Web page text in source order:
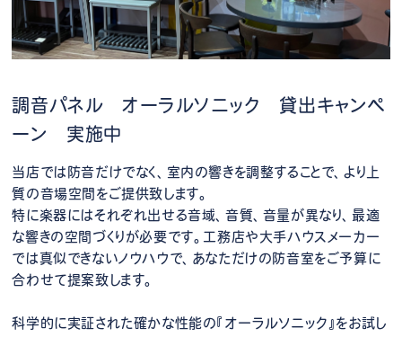
調音パネル オーラルソニック 貸出キャンペ
ーン 実施中
当店では防音だけでなく、室内の響きを調整することで、より上
質の音場空間をご提供致します。
特に楽器にはそれぞれ出せる音域、音質、音量が異なり、最適
な響きの空間づくりが必要です。工務店や大手ハウスメーカー
では真似できないノウハウで、あなただけの防音室をご予算に
合わせて提案致します。
科学的に実証された確かな性能の『オーラルソニック』をお試し